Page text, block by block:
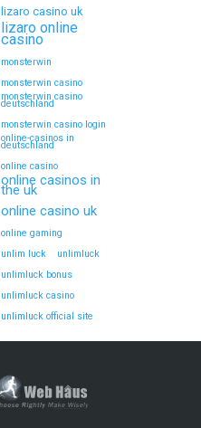
lizaro casino uk
lizaro online
casino
monsterwin
monsterwin casino
monsterwin casino
deutschland
monsterwin casino login
online-casinos in
deutschland
online casino
online casinos in
the uk
online casino uk
online gaming
unlim luck
unlimluck
unlimluck bonus
unlimluck casino
unlimluck official site